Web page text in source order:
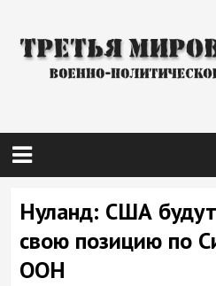
Нуланд: США
свою позицию по
ООН